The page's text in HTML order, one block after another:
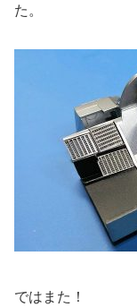
た。
ではまた！